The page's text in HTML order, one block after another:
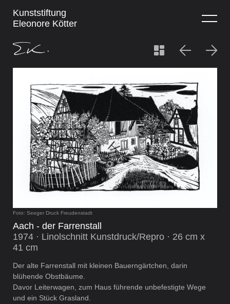
Kunststiftung
Eleonore Kötter
Foto: Seeger Druck Freudenstadt
Aach - der Farrenstall
1974 · Linolschnitt Kunstdruck/Repro · 26 cm x
41 cm
Der alte Farrenstall mit kleinen Bauerngärtchen, darin
blühende Obstbäume.
Davor Leiterwagen, zum Haus führende unbefestigte Wege
und ein Stück Grasland.